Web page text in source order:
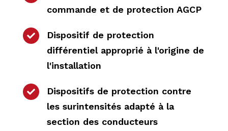
commande et de protection AGCP

Dispositif de protection
différentiel approprié à l'origine de
l'installation

Dispositifs de protection contre
les surintensités adapté à la
section des conducteurs